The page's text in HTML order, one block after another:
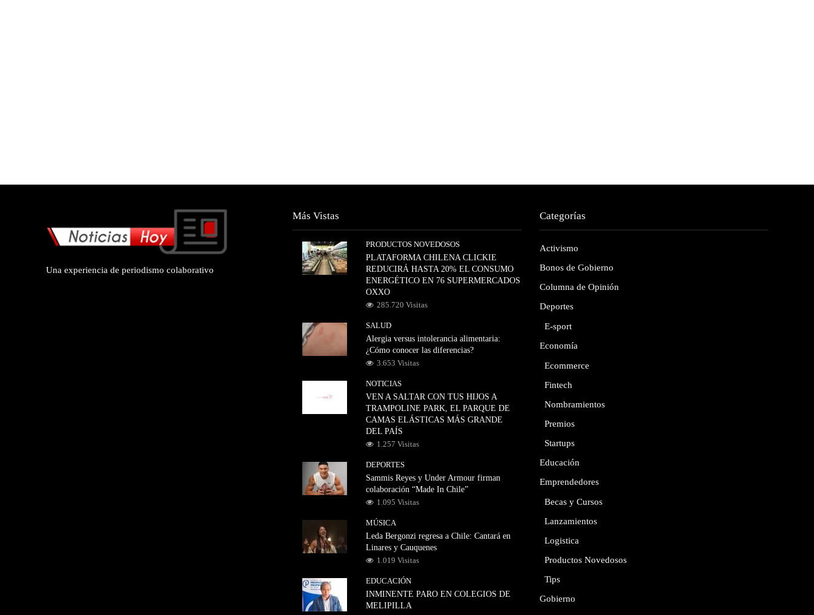
Una experiencia de periodismo colaborativo
Más Vistas
PRODUCTOS NOVEDOSOS
PLATAFORMA CHILENA CLICKIE
REDUCIRÁ HASTA 20% EL CONSUMO
ENERGÉTICO EN 76 SUPERMERCADOS
OXXO
285.720 Visitas
SALUD
Alergia versus intolerancia alimentaria:
¿Cómo conocer las diferencias?
3.653 Visitas
NOTICIAS
VEN A SALTAR CON TUS HIJOS A
TRAMPOLINE PARK, EL PARQUE DE
CAMAS ELÁSTICAS MÁS GRANDE
DEL PAÍS
1.257 Visitas
DEPORTES
Sammis Reyes y Under Armour firman
colaboración “Made In Chile”
1.095 Visitas
MÚSICA
Leda Bergonzi regresa a Chile: Cantará en
Linares y Cauquenes
1.019 Visitas
EDUCACIÓN
INMINENTE PARO EN COLEGIOS DE
MELIPILLA
Categorías
Activismo
Bonos de Gobierno
Columna de Opinión
Deportes
E-sport
Economía
Ecommerce
Fintech
Nombramientos
Premios
Startups
Educación
Emprendedores
Becas y Cursos
Lanzamientos
Logistica
Productos Novedosos
Tips
Gobierno